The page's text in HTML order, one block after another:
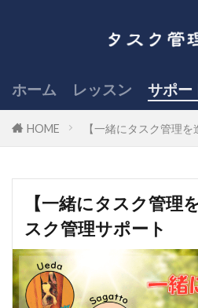
ホーム レッスン サポー
HOME 【一緒にタスク管理
【一緒にタスク管理
スク管理サポート